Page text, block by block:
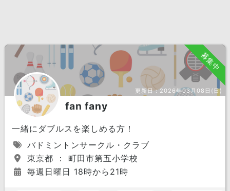
募集中
更新日：2026年03月08日(日)
fan fany
一緒にダブルスを楽しめる方！
バドミントンサークル・クラブ
東京都 ： 町田市第五小学校
毎週日曜日 18時から21時